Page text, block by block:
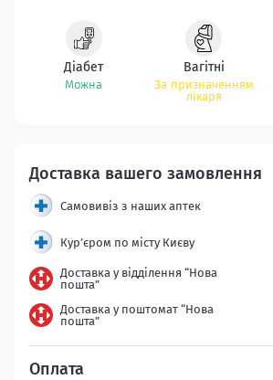
Діабет
Можна
Вагітні
За призначенням
лікаря
Самовивіз з наших аптек
Кур’єром по місту Києву
Доставка у відділення “Нова
пошта”
Доставка у поштомат “Нова
пошта”